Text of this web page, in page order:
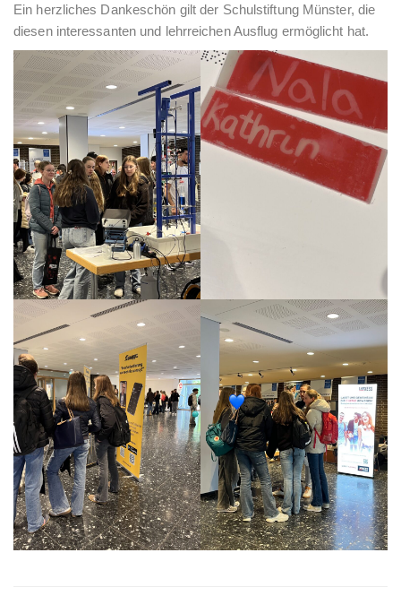
Ein herzliches Dankeschön gilt der Schulstiftung Münster, die
diesen interessanten und lehrreichen Ausflug ermöglicht hat.